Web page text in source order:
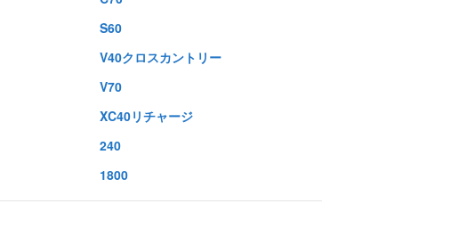
S60
V40クロスカントリー
V70
XC40リチャージ
240
1800